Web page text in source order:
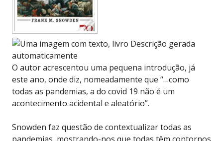
O autor acrescentou uma pequena introdução, já
este ano, onde diz, nomeadamente que “…como
todas as pandemias, a do covid 19 não é um
acontecimento acidental e aleatório”.
Snowden faz questão de contextualizar todas as